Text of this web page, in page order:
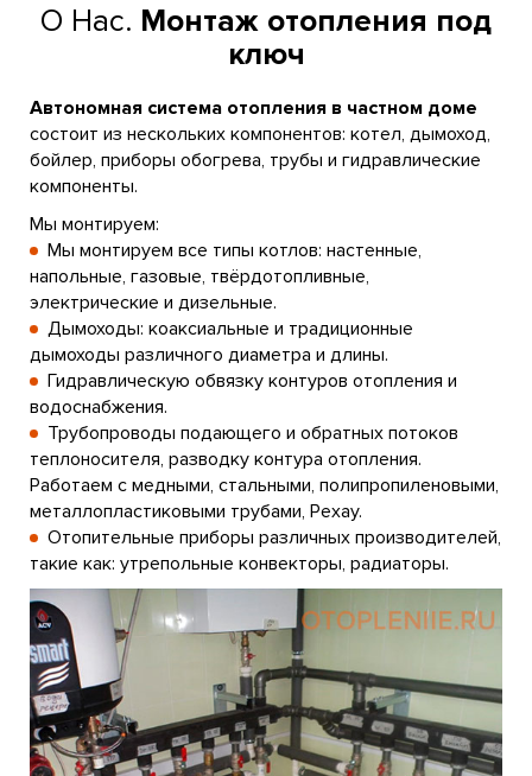
О Нас. Монтаж отопления под
ключ
Автономная система отопления в частном доме
состоит из нескольких компонентов: котел, дымоход,
бойлер, приборы обогрева, трубы и гидравлические
компоненты.
Мы монтируем:
Мы монтируем все типы котлов: настенные,
напольные, газовые, твёрдотопливные,
электрические и дизельные.
Дымоходы: коаксиальные и традиционные
дымоходы различного диаметра и длины.
Гидравлическую обвязку контуров отопления и
водоснабжения.
Трубопроводы подающего и обратных потоков
теплоносителя, разводку контура отопления.
Работаем с медными, стальными, полипропиленовыми,
металлопластиковыми трубами, Рехау.
Отопительные приборы различных производителей,
такие как: утрепольные конвекторы, радиаторы.